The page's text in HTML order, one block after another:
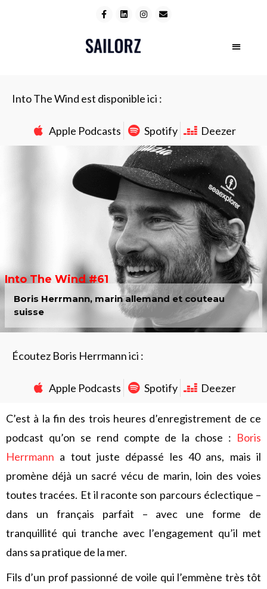
Into The Wind est disponible ici :
Apple Podcasts Spotify Deezer
Into The Wind #61
Boris Herrmann, marin allemand et couteau
suisse
Écoutez Boris Herrmann ici :
Apple Podcasts Spotify Deezer
C’est à la fin des trois heures d’enregistrement de ce
podcast qu’on se rend compte de la chose : Boris
Herrmann a tout juste dépassé les 40 ans, mais il
promène déjà un sacré vécu de marin, loin des voies
toutes tracées. Et il raconte son parcours éclectique –
dans un français parfait – avec une forme de
tranquillité qui tranche avec l’engagement qu’il met
dans sa pratique de la mer.
Fils d’un prof passionné de voile qui l’emmène très tôt